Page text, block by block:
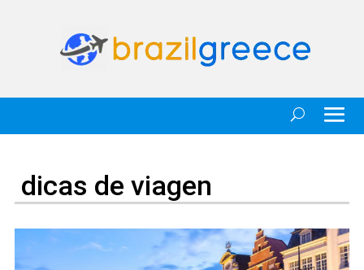
dicas de viagen